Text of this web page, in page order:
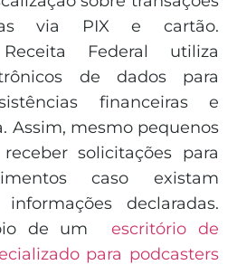
via PIX e cartão.
Federal utiliza
de dados para
financeiras e
Assim, mesmo pequenos
solicitações para
caso existam
declaradas.
de umescritório de
para podcasters